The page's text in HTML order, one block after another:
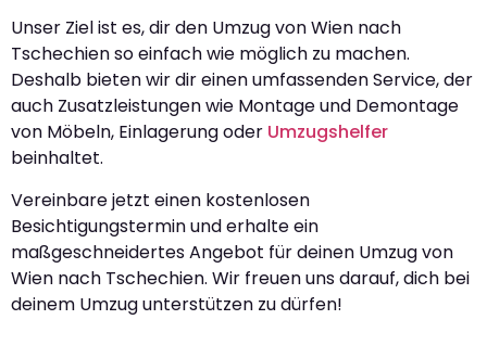
Unser Ziel ist es, dir den Umzug von Wien nach
Tschechien so einfach wie möglich zu machen.
Deshalb bieten wir dir einen umfassenden Service, der
auch Zusatzleistungen wie Montage und Demontage
von Möbeln, Einlagerung oder Umzugshelfer
beinhaltet.
Vereinbare jetzt einen kostenlosen
Besichtigungstermin und erhalte ein
maßgeschneidertes Angebot für deinen Umzug von
Wien nach Tschechien. Wir freuen uns darauf, dich bei
deinem Umzug unterstützen zu dürfen!